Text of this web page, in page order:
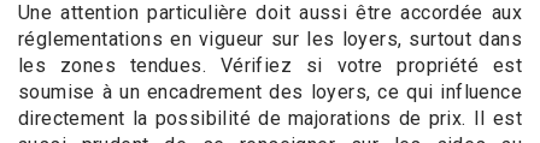
Une attention particulière doit aussi être accordée aux
réglementations en vigueur sur les loyers, surtout dans
les zones tendues. Vérifiez si votre propriété est
soumise à un encadrement des loyers, ce qui influence
directement la possibilité de majorations de prix. Il est